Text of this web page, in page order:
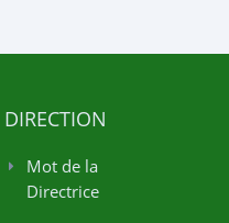
DIRECTION
Mot de la
Directrice